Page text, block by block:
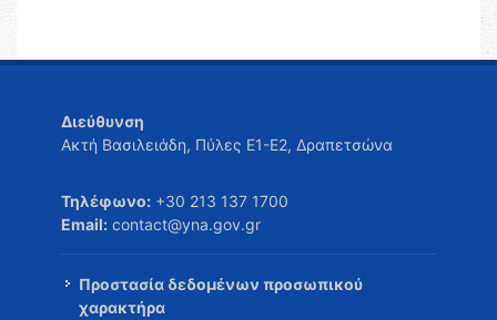
Διεύθυνση
Ακτή Βασιλειάδη, Πύλες Ε1-Ε2, Δραπετσώνα
Τηλέφωνο: +30 213 137 1700
Email: contact@yna.gov.gr
Προστασία δεδομένων προσωπικού
χαρακτήρα